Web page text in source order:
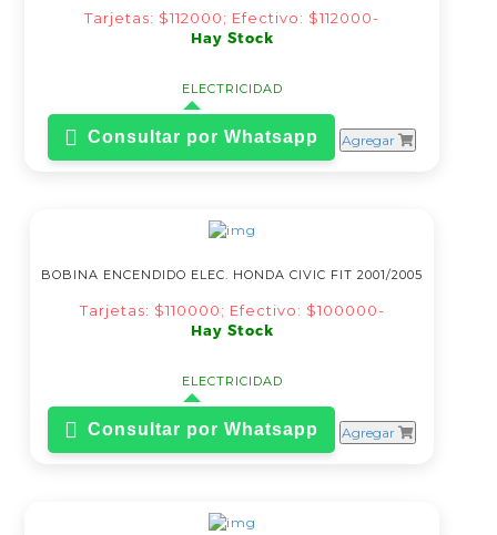
Tarjetas: $112000; Efectivo: $112000-
Hay Stock
ELECTRICIDAD
Consultar por Whatsapp Agregar
BOBINA ENCENDIDO ELEC. HONDA CIVIC FIT 2001/2005
Tarjetas: $110000; Efectivo: $100000-
Hay Stock
ELECTRICIDAD
Consultar por Whatsapp Agregar